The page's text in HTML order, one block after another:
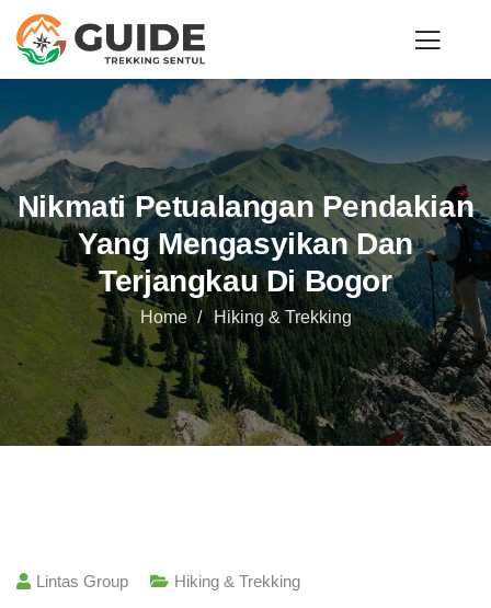
Nikmati Petualangan Pendakian
Yang Mengasyikan Dan
Terjangkau Di Bogor
Home Hiking & Trekking
Lintas Group Hiking & Trekking